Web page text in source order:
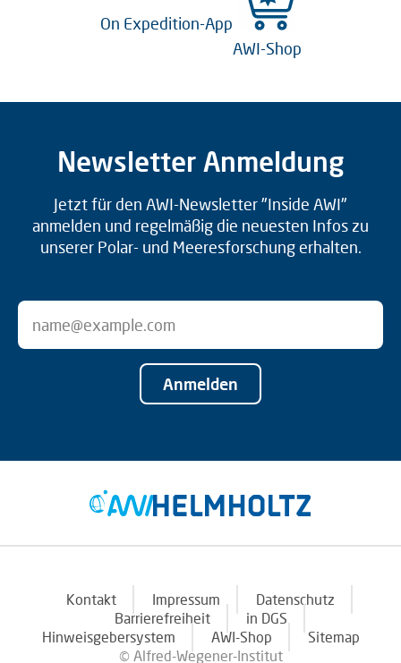
On Expedition-App
AWI-Shop
Newsletter Anmeldung
Jetzt für den AWI-Newsletter "Inside AWI"
anmelden und regelmäßig die neuesten Infos zu
unserer Polar- und Meeresforschung erhalten.
Anmelden
Kontakt Impressum
Datenschutz
Barrierefreiheit
in DGS
Hinweisgebersystem
AWI-Shop
Sitemap
© Alfred-Wegener-Institut